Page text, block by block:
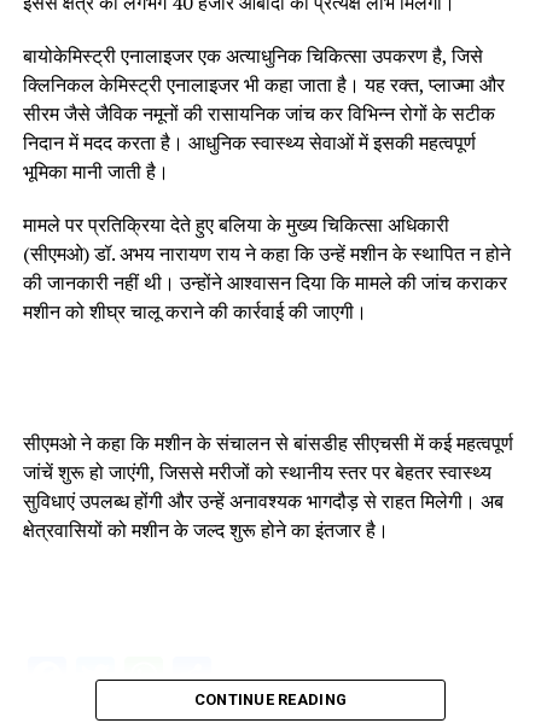
बायोकेमिस्ट्री एनालाइजर एक अत्याधुनिक चिकित्सा उपकरण है, जिसे
क्लिनिकल केमिस्ट्री एनालाइजर भी कहा जाता है। यह रक्त, प्लाज्मा और
सीरम जैसे जैविक नमूनों की रासायनिक जांच कर विभिन्न रोगों के सटीक
निदान में मदद करता है। आधुनिक स्वास्थ्य सेवाओं में इसकी महत्वपूर्ण
भूमिका मानी जाती है।
मामले पर प्रतिक्रिया देते हुए बलिया के मुख्य चिकित्सा अधिकारी
(सीएमओ) डॉ. अभय नारायण राय ने कहा कि उन्हें मशीन के स्थापित न होने
की जानकारी नहीं थी। उन्होंने आश्वासन दिया कि मामले की जांच कराकर
मशीन को शीघ्र चालू कराने की कार्रवाई की जाएगी।
सीएमओ ने कहा कि मशीन के संचालन से बांसडीह सीएचसी में कई महत्वपूर्ण
जांचें शुरू हो जाएंगी, जिससे मरीजों को स्थानीय स्तर पर बेहतर स्वास्थ्य
सुविधाएं उपलब्ध होंगी और उन्हें अनावश्यक भागदौड़ से राहत मिलेगी। अब
क्षेत्रवासियों को मशीन के जल्द शुरू होने का इंतजार है।
Facebook
Twitter
WhatsApp
Share
CONTINUE READING